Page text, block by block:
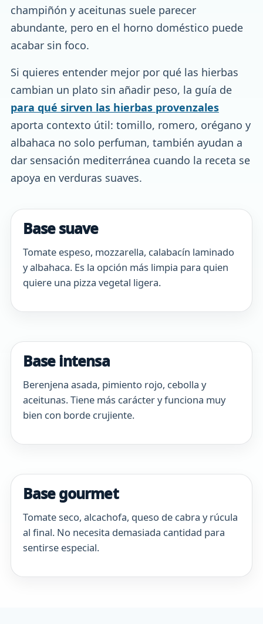
champiñón y aceitunas suele parecer
abundante, pero en el horno doméstico puede
acabar sin foco.
Si quieres entender mejor por qué las hierbas
cambian un plato sin añadir peso, la guía de
para qué sirven las hierbas provenzales
aporta contexto útil: tomillo, romero, orégano y
albahaca no solo perfuman, también ayudan a
dar sensación mediterránea cuando la receta se
apoya en verduras suaves.
Base suave
Tomate espeso, mozzarella, calabacín laminado
y albahaca. Es la opción más limpia para quien
quiere una pizza vegetal ligera.
Base intensa
Berenjena asada, pimiento rojo, cebolla y
aceitunas. Tiene más carácter y funciona muy
bien con borde crujiente.
Base gourmet
Tomate seco, alcachofa, queso de cabra y rúcula
al final. No necesita demasiada cantidad para
sentirse especial.